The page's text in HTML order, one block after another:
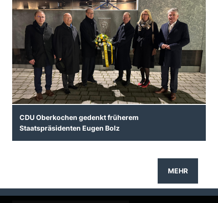
CDU Oberkochen gedenkt früherem
Staatspräsidenten Eugen Bolz
MEHR